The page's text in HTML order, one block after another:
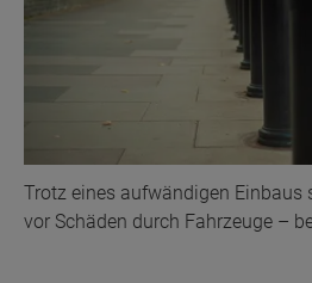
Trotz eines aufwändigen Einbaus
vor Schäden durch Fahrzeuge –